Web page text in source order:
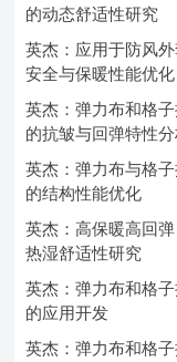
的动态舒适性研究
英杰：应用于防风
安全与保暖性能优化
英杰：弹力布和格
的抗皱与回弹特性
英杰：弹力布与格
的结构性能优化
英杰：高保暖高回
热湿舒适性研究
英杰：弹力布和格
的应用开发
英杰：弹力布和格